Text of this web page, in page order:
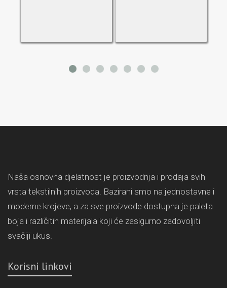
Naša osnovna djelatnost je proizvodnja i prodaja svih
vrsta tekstilnih proizvoda. Bazirani smo na jednostavne i
moderne krojeve, a za sve proizvode dostupna je paleta
boja i različitih materijala koji će zasigurno zadovoljiti
svačiji ukus.
Korisni linkovi